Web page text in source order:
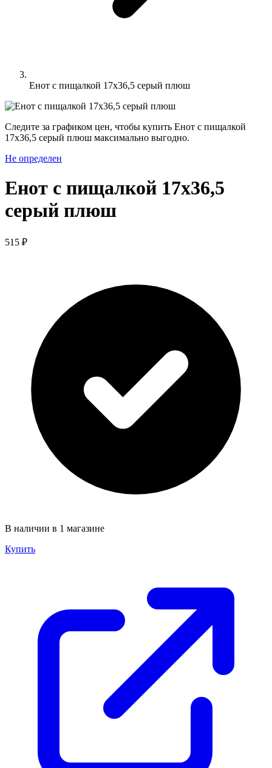
Енот с пищалкой 17х36,5 серый плюш
Следите за графиком цен, чтобы купить Енот с пищалкой
17х36,5 серый плюш максимально выгодно.
Не определен
Енот с пищалкой 17х36,5
серый плюш
515 ₽
В наличии в 1 магазине
Купить